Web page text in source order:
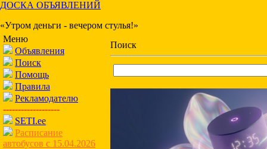
ДОСКА ОБЪЯВЛЕНИЙ
«Утром деньги - вечером стулья!»
Меню
Объявления
Поиск
Помощь
Правила
Рекламодателю
-------------------
SETI.ee
Расписание
автобусов с 15.04.2026
Поиск